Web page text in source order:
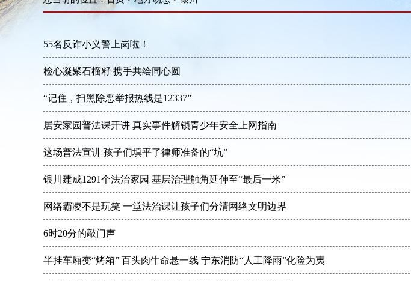
55名反诈小义警上岗啦！
检心凝聚石榴籽 携手共绘同心圆
“记住，扫黑除恶举报热线是12337”
居安家园普法课开讲 真实事件解锁青少年安全上网指南
这场普法宣讲 孩子们填平了律师准备的“坑”
银川建成1291个法治家园 基层治理触角延伸至“最后一米”
网络霸凌不是玩笑 一堂法治课让孩子们分清网络文明边界
6时20分的敲门声
半挂车厢变“烤箱” 百头肉牛命悬一线 宁东消防“人工降雨”化险为夷